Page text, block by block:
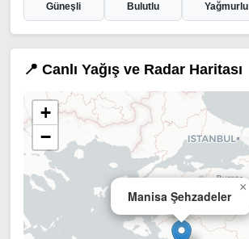
Güneşli Bulutlu Yağmurlu
📍 Canlı Yağış ve Radar Haritası
Manisa Şehzadeler
×
+
−